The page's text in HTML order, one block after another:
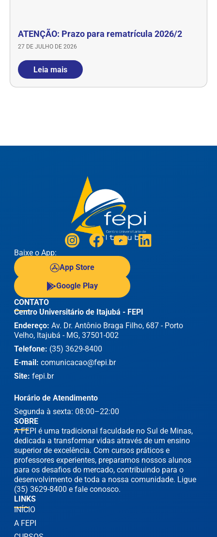
ATENÇÃO: Prazo para rematrícula 2026/2
27 DE JULHO DE 2026
Leia mais
Baixe o App:
App Store
Google Play
SOBRE
A FEPI é uma tradicional faculdade no Sul de Minas,
dedicada a transformar vidas através de um ensino
superior de excelência. Com cursos práticos e
professores experientes, preparamos nossos alunos
para os desafios do mercado, contribuindo para o
desenvolvimento de toda a nossa comunidade. Ligue
(35) 3629-8400 e fale conosco.
LINKS
INÍCIO
A FEPI
CONTATO
Centro Universitário de Itajubá - FEPI
Endereço: Av. Dr. Antônio Braga Filho, 687 - Porto
Velho, Itajubá - MG, 37501-002
Telefone: (35) 3629-8400
E-mail: comunicacao@fepi.br
Site: fepi.br
Horário de Atendimento
Segunda à sexta: 08:00–22:00